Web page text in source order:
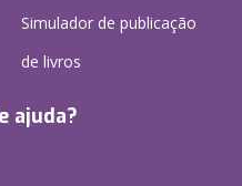
Simulador de publicação
de livros
ajuda?